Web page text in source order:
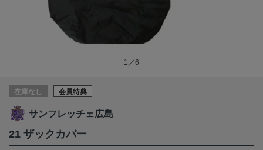
1／6
在庫なし 会員特典
サンフレッチェ広島
21 ザックカバー